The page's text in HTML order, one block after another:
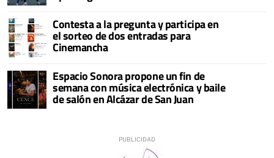
Contesta a la pregunta y participa en
el sorteo de dos entradas para
Cinemancha
Espacio Sonora propone un fin de
semana con música electrónica y baile
de salón en Alcázar de San Juan